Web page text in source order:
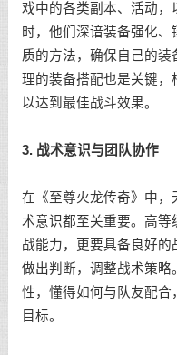
戏中的各类副本、活动，
时，他们深谙装备强化
质的方法，确保自己的
理的装备搭配也是关键，
以达到最佳战斗效果。
3. 战术意识与团队协作
在《至尊火龙传奇》中，
术意识都至关重要。高
战能力，更要具备良好
做出判断，调整战术策略
性，懂得如何与队友配合
目标。